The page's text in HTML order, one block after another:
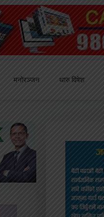
मनोरञ्जन थारु विषेश